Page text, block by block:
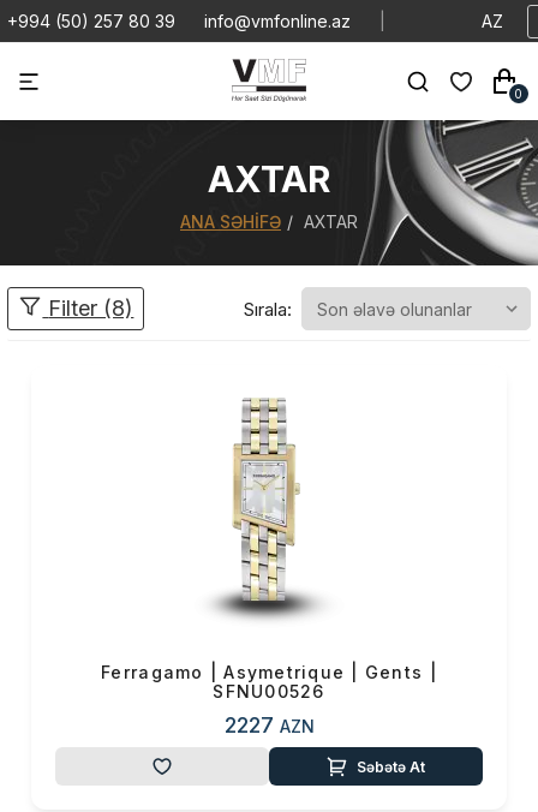
+994 (50) 257 80 39 info@vmfonline.az AZ
0
AXTAR
ANA SƏHIFƏ AXTAR
Filter (8) Sırala:
Ferragamo | Asymetrique | Gents |
SFNU00526
2227 AZN
Səbətə At